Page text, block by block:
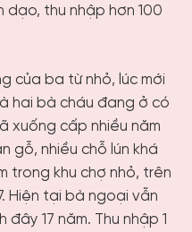
dạo, thu nhập hơn 100
của ba từ nhỏ, lúc mới
hai bà cháu đang ở có
xuống cấp nhiều năm
gỗ, nhiều chỗ lún khá
trong khu chợ nhỏ, trên
Hiện tại bà ngoại vẫn
17 năm. Thu nhập 1